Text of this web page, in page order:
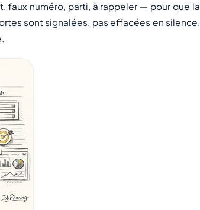
numéro, parti, à rappeler — pour que la
sont signalées, pas effacées en silence,